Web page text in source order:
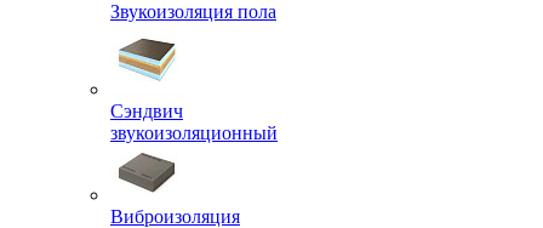
Звукоизоляция пола
Сэндвич
звукоизоляционный
Виброизоляция